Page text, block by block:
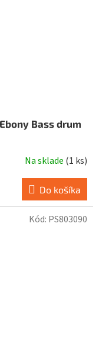
Ebony Bass drum
Na sklade (1 ks)
Do košíka
Kód: PS803090